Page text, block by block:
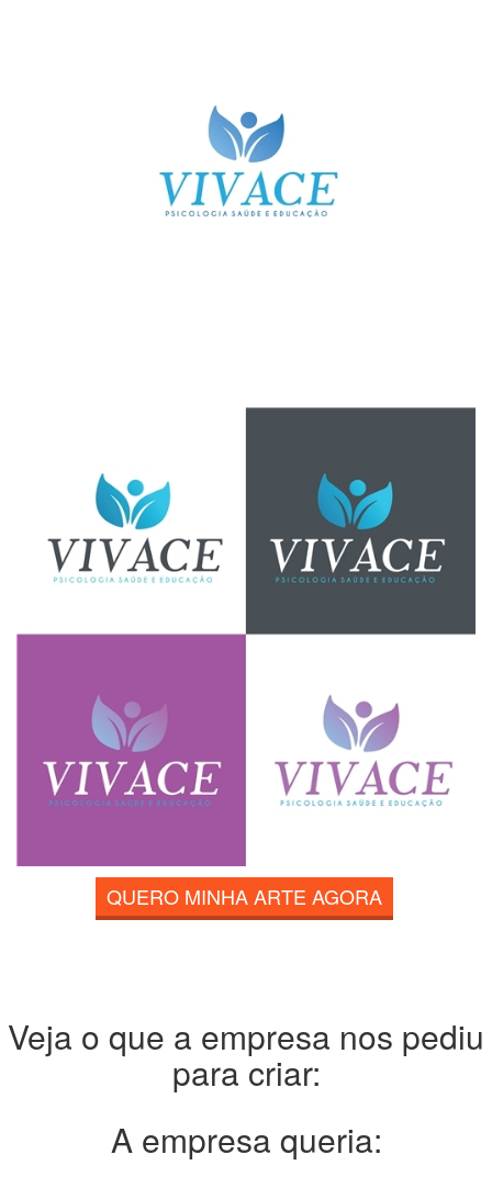
QUERO MINHA ARTE AGORA
Veja o que a empresa nos pediu
para criar:
A empresa queria: